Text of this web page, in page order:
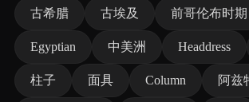
古希腊 古埃及 前哥伦布时期
Egyptian 中美洲 Headdress
柱子 面具 Column 阿兹